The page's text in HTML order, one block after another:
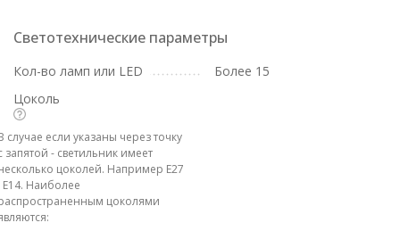
Светотехнические параметры
Кол-во ламп или LED
Более 15
Цоколь
случае если указаны через точку
запятой - светильник имеет
цоколей. Например E27
E14. Наиболее
цоколями